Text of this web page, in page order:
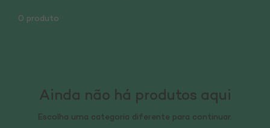
0 produto
Ainda não há produtos aqui
Escolha uma categoria diferente para continuar.